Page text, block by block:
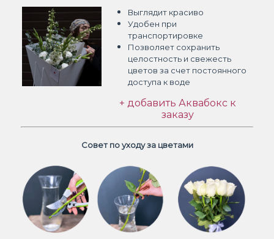
Выглядит красиво
Удобен при
транспортировке
Позволяет сохранить
целостность и свежесть
цветов за счет постоянного
доступа к воде
+ добавить Аквабокс к
заказу
Совет по уходу за цветами